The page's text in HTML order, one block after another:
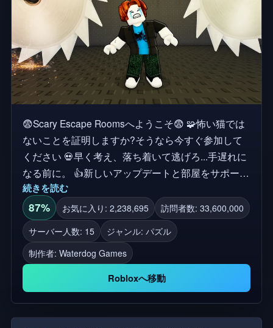
😨Scary Escape Roomsへようこそ😨 🧩怖い猫では
ないことを証明しますか?そうなら今すぐ参加して
ください 💀早く考え、落ち着いて逃げろ...手遅れに
なる前に。 👍新しいアップデートと部屋をサポート
するための「いいね」と「お気に入り」!⭐
続きを読む
87% お気に入り: 2,238,695
訪問者数: 33,600,000
サーバー人数: 15
ジャンル: パズル
制作者: Waterdog Games
Robloxへ移動